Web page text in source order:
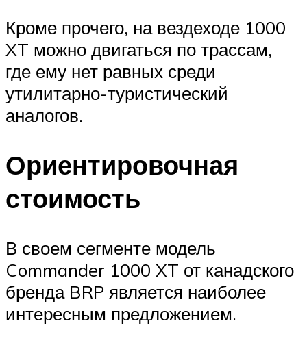
Кроме прочего, на вездеходе 1000
XT можно двигаться по трассам,
где ему нет равных среди
утилитарно-туристический
аналогов.
Ориентировочная
стоимость
В своем сегменте модель
Commander 1000 XT от канадского
бренда BRP является наиболее
интересным предложением.